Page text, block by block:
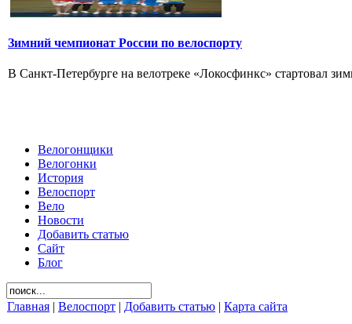
Зимний чемпионат России по велоспорту
В Санкт-Петербурге на велотреке «Локосфинкс» стартовал
Велогонщики
Велогонки
История
Велоспорт
Вело
Новости
Добавить статью
Сайт
Блог
Главная | Велоспорт | Добавить статью | Карта сайта